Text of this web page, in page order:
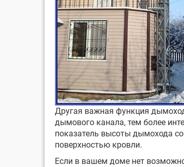
Другая важная функция
дымового канала, тем более
показатель высоты дымохода
поверхностью кровли.
Если в вашем доме нет